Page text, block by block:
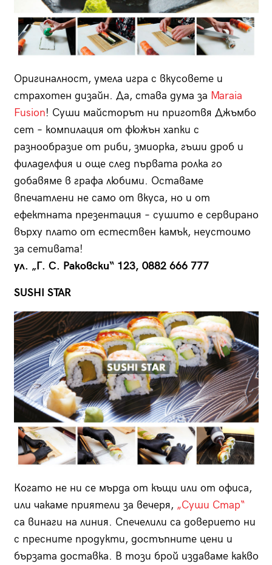
Оригиналност, умела игра с вкусовете и
страхотен дизайн. Да, става дума за Maraia
Fusion! Суши майсторът ни приготвя Джъмбо
сет – компилация от фюжън хапки с
разнообразие от риби, змиорка, гъши дроб и
филаделфия и още след първата ролка го
добавяме в графа любими. Оставаме
впечатлени не само от вкуса, но и от
ефектната презентация – сушито е сервирано
върху плато от естествен камък, неустоимо
за сетивата!
ул. „Г. С. Раковски“ 123, 0882 666 777
SUSHI STAR
Когато не ни се мърда от къщи или от офиса,
или чакаме приятели за вечеря, „Суши Стар“
са винаги на линия. Спечелили са доверието ни
с пресните продукти, достъпните цени и
бързата доставка. В този брой издаваме какво